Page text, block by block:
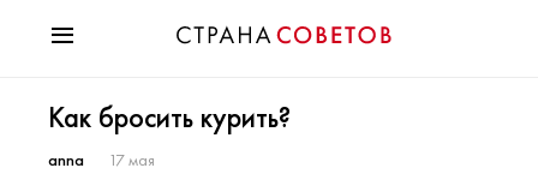
Мода
Звезды
Как бросить курить?
anna 17 мая